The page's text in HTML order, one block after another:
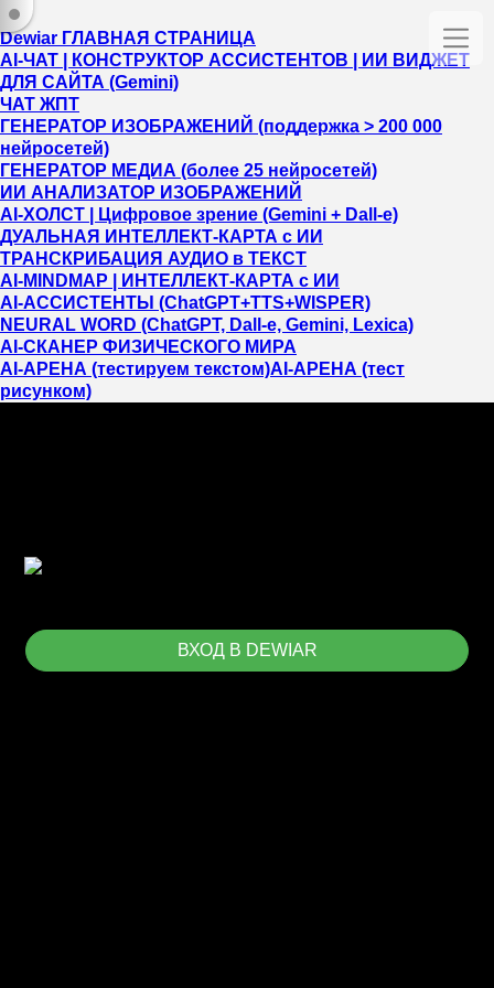
Dewiar ГЛАВНАЯ СТРАНИЦА
AI-ЧАТ | КОНСТРУКТОР АССИСТЕНТОВ | ИИ ВИДЖЕТ
ДЛЯ САЙТА (Gemini)
ЧАТ ЖПТ
ГЕНЕРАТОР ИЗОБРАЖЕНИЙ (поддержка > 200 000
нейросетей)
ГЕНЕРАТОР МЕДИА (более 25 нейросетей)
ИИ АНАЛИЗАТОР ИЗОБРАЖЕНИЙ
AI-ХОЛСТ | Цифровое зрение (Gemini + Dall-e)
ДУАЛЬНАЯ ИНТЕЛЛЕКТ-КАРТА c ИИ
ТРАНСКРИБАЦИЯ АУДИО в ТЕКСТ
AI-MINDMAP | ИНТЕЛЛЕКТ-КАРТА c ИИ
AI-АССИСТЕНТЫ (ChatGPT+TTS+WISPER)
NEURAL WORD (ChatGPT, Dall-e, Gemini, Lexica)
AI-СКАНЕР ФИЗИЧЕСКОГО МИРА
AI-АРЕНА (тестируем текстом)AI-АРЕНА (тест
рисунком)
ВХОД В DEWIAR